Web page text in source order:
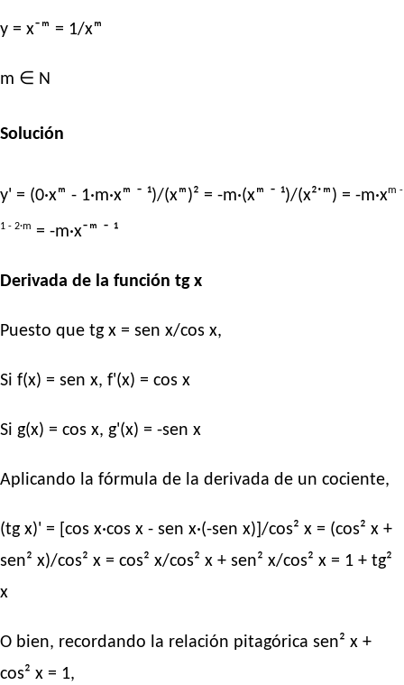
y = x⁻ᵐ = 1/xᵐ
m ∈ N
Solución
y' = (0·xᵐ - 1·m·xᵐ ⁻ ¹)/(xᵐ)² = -m·(xᵐ ⁻ ¹)/(x²˙ᵐ) = -m·xm -
1 - 2·m = -m·x⁻ᵐ ⁻ ¹
Derivada de la función tg x
Puesto que tg x = sen x/cos x,
Si f(x) = sen x, f'(x) = cos x
Si g(x) = cos x, g'(x) = -sen x
Aplicando la fórmula de la derivada de un cociente,
(tg x)' = [cos x·cos x - sen x·(-sen x)]/cos² x = (cos² x +
sen² x)/cos² x = cos² x/cos² x + sen² x/cos² x = 1 + tg²
x
O bien, recordando la relación pitagórica sen² x +
cos² x = 1,